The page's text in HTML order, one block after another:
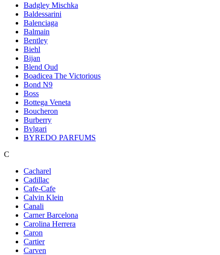
Badgley Mischka
Baldessarini
Balenciaga
Balmain
Bentley
Biehl
Bijan
Blend Oud
Boadicea The Victorious
Bond N9
Boss
Bottega Veneta
Boucheron
Burberry
Bvlgari
BYREDO PARFUMS
C
Cacharel
Cadillac
Cafe-Cafe
Calvin Klein
Canali
Carner Barcelona
Carolina Herrera
Caron
Cartier
Carven